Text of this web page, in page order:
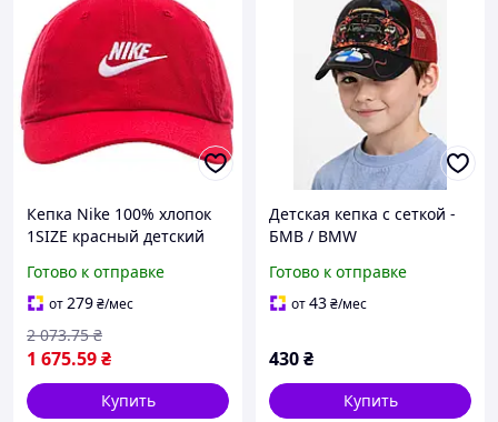
Кепка Nike 100% хлопок
1SIZE красный детский
Готово к отправке
от279₴/мес
1 675.59₴
2 073.75 ₴
Купить
Детская кепка с сеткой -
БМВ / BMW
Готово к отправке
от43₴/мес
430₴
Купить